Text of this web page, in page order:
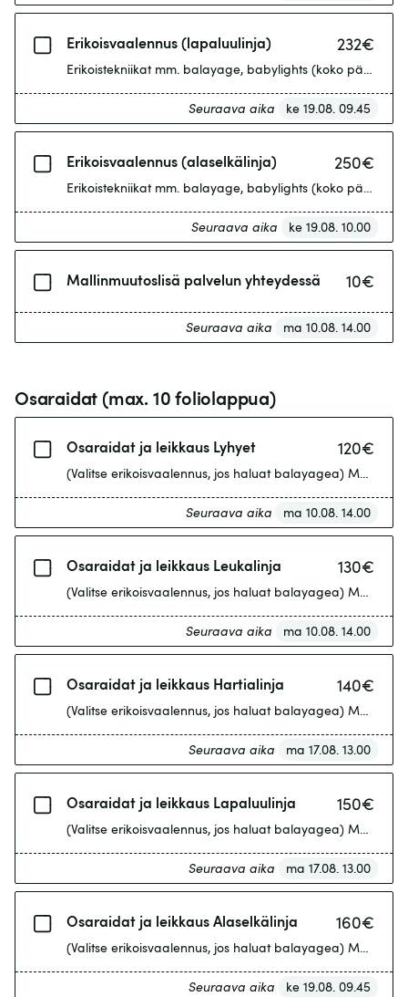
Erikoisvaalennus (lapaluulinja) 232€
Erikoistekniikat mm. balayage, babylights (koko pään
Seuraava aika ke 19.08. 09.45
Erikoisvaalennus (alaselkälinja) 250€
Erikoistekniikat mm. balayage, babylights (koko pään
Seuraava aika ke 19.08. 10.00
Mallinmuutoslisä palvelun yhteydessä 10€
Seuraava aika ma 10.08. 14.00
Osaraidat (max. 10 foliolappua)
Osaraidat ja leikkaus Lyhyet 120€
(Valitse erikoisvaalennus, jos haluat balayagea) Max. 10
Seuraava aika ma 10.08. 14.00
Osaraidat ja leikkaus Leukalinja 130€
(Valitse erikoisvaalennus, jos haluat balayagea) Max. 10
Seuraava aika ma 10.08. 14.00
Osaraidat ja leikkaus Hartialinja 140€
(Valitse erikoisvaalennus, jos haluat balayagea) Max. 10
Seuraava aika ma 17.08. 13.00
Osaraidat ja leikkaus Lapaluulinja 150€
(Valitse erikoisvaalennus, jos haluat balayagea) Max. 10
Seuraava aika ma 17.08. 13.00
Osaraidat ja leikkaus Alaselkälinja 160€
(Valitse erikoisvaalennus, jos haluat balayagea) Max. 10
Seuraava aika ke 19.08. 09.45